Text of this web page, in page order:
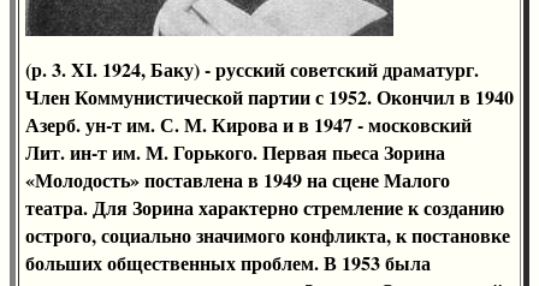
(р. 3. XI. 1924, Баку) - русский советский драматург.
Член Коммунистической партии с 1952. Окончил в 1940
Азерб. ун-т им. С. М. Кирова и в 1947 - московский
Лит. ин-т им. М. Горького. Первая пьеса Зорина
«Молодость» поставлена в 1949 на сцене Малого
театра. Для Зорина характерно стремление к созданию
острого, социально значимого конфликта, к постановке
больших общественных проблем. В 1953 была